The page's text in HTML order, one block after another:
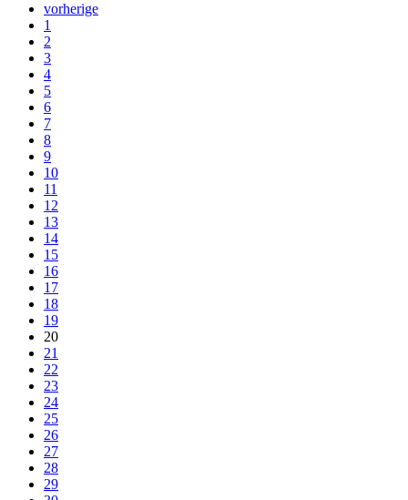
vorherige
1
2
3
4
5
6
7
8
9
10
11
12
13
14
15
16
17
18
19
20
21
22
23
24
25
26
27
28
29